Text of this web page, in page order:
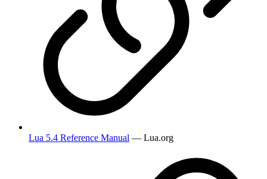
Lua 5.4 Reference Manual — Lua.org